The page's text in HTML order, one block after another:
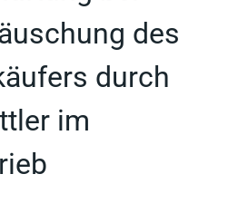
des
durch
im